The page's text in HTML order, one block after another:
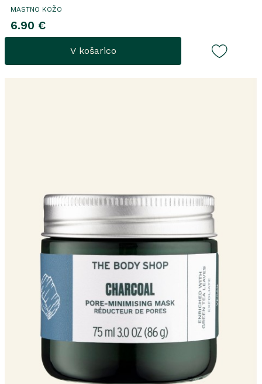
MASTNO KOŽO
6.90 €
V košarico